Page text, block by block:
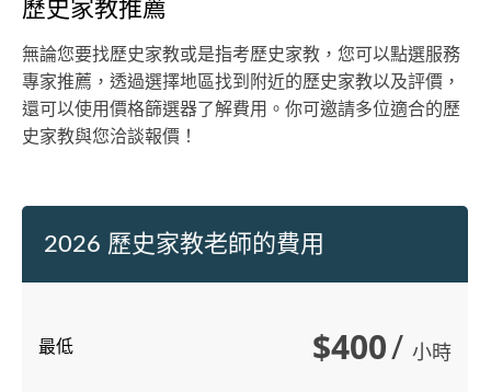
歷史家教推薦
無論您要找歷史家教或是指考歷史家教，您可以點選服務
專家推薦，透過選擇地區找到附近的歷史家教以及評價，
還可以使用價格篩選器了解費用。你可邀請多位適合的歷
史家教與您洽談報價！
2026 歷史家教老師的費用
最低 $400/ 小時